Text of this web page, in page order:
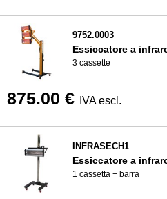
9752.0003
Essiccatore a
3 cassette
875.00 € IVA escl.
INFRASECH1
Essiccatore a
1 cassetta + barra